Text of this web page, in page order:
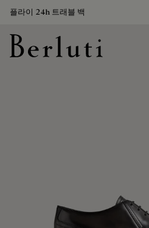
플라이 24h 트래블 백